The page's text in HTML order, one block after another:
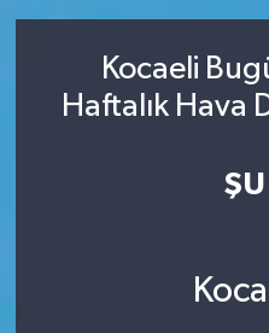
Kocaeli
Haftalık Hava
Tüm Manşetler
Son Dakika Haberleri